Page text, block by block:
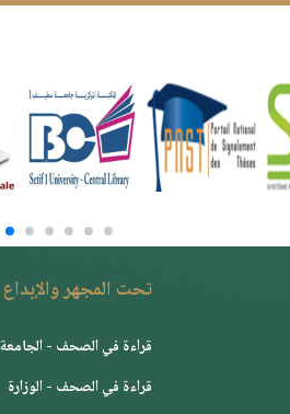
تحت المجهر والإبداع
قراءة في الصحف - الجامعة
قراءة في الصحف - الوزارة